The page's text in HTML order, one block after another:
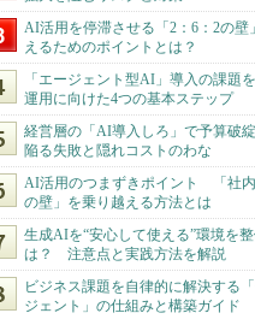
AI活用を停滞させる「2：6：2の壁
えるためのポイントとは？
「エージェント型AI」導入の課題
運用に向けた4つの基本ステップ
経営層の「AI導入しろ」で予算破
陥る失敗と隠れコストのわな
AI活用のつまずきポイント 「社
の壁」を乗り越える方法とは
生成AIを“安心して使える”環境を
は？ 注意点と実践方法を解説
ビジネス課題を自律的に解決する
ジェント」の仕組みと構築ガイド